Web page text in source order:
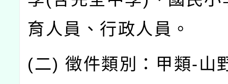
育人員、行政人員。
(二) 徵件類別：甲類-山